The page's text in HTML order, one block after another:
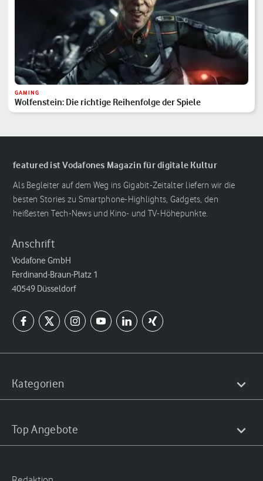
GAMING
Wolfenstein: Die richtige Reihenfolge der Spiele
featured ist Vodafones Magazin für digitale Kultur
Als Begleiter auf dem Weg ins Gigabit-Zeitalter liefern wir die
besten Stories zu Smartphone-Highlights, Gadgets, den
heißesten Tech-News und Kino- und TV-Höhepunkte.
Anschrift
Vodafone GmbH
Ferdinand-Braun-Platz 1
40549 Düsseldorf
Kategorien
Top Angebote